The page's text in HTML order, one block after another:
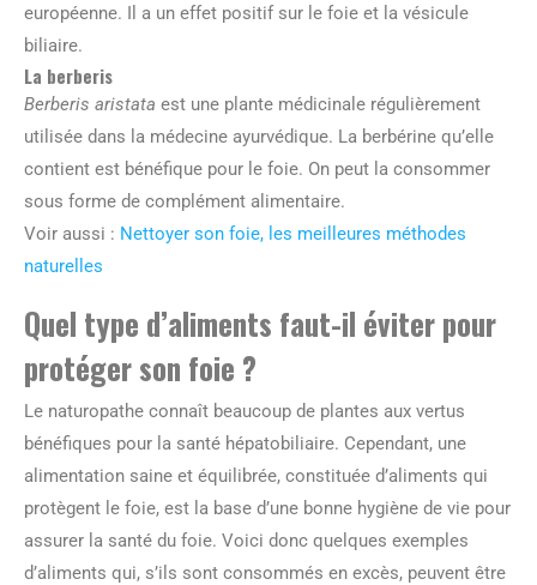
européenne. Il a un effet positif sur le foie et la vésicule
biliaire.
La berberis
Berberis aristata est une plante médicinale régulièrement
utilisée dans la médecine ayurvédique. La berbérine qu’elle
contient est bénéfique pour le foie. On peut la consommer
sous forme de complément alimentaire.
Voir aussi : Nettoyer son foie, les meilleures méthodes
naturelles
Quel type d’aliments faut-il éviter pour
protéger son foie ?
Le naturopathe connaît beaucoup de plantes aux vertus
bénéfiques pour la santé hépatobiliaire. Cependant, une
alimentation saine et équilibrée, constituée d’aliments qui
protègent le foie, est la base d’une bonne hygiène de vie pour
assurer la santé du foie. Voici donc quelques exemples
d’aliments qui, s’ils sont consommés en excès, peuvent être